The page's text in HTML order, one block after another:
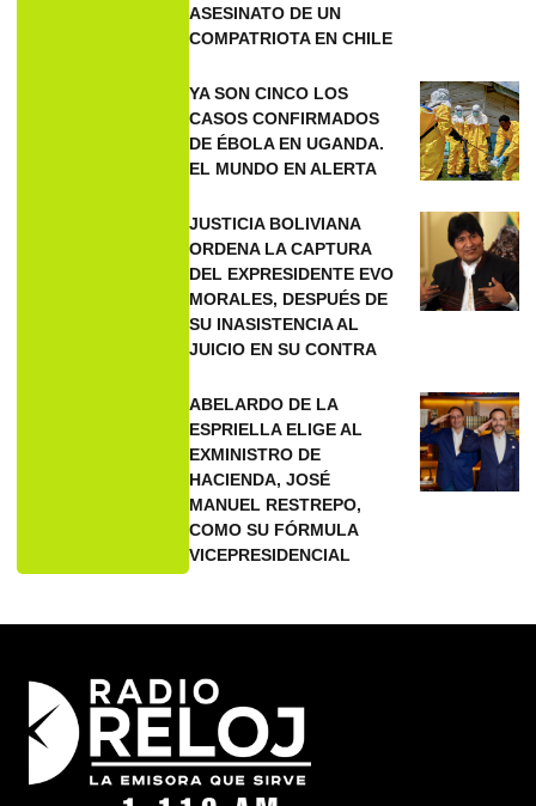
ASESINATO DE UN
COMPATRIOTA EN CHILE
YA SON CINCO LOS
CASOS CONFIRMADOS
DE ÉBOLA EN UGANDA.
EL MUNDO EN ALERTA
JUSTICIA BOLIVIANA
ORDENA LA CAPTURA
DEL EXPRESIDENTE EVO
MORALES, DESPUÉS DE
SU INASISTENCIA AL
JUICIO EN SU CONTRA
ABELARDO DE LA
ESPRIELLA ELIGE AL
EXMINISTRO DE
HACIENDA, JOSÉ
MANUEL RESTREPO,
COMO SU FÓRMULA
VICEPRESIDENCIAL